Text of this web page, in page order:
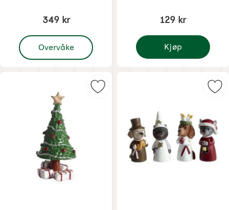
349 kr
Overvåke
, Lucia tog H.7,5cm
129 kr
Kjøp
Juletre 9x18cm
Merk julgran Julefrid H15cm som